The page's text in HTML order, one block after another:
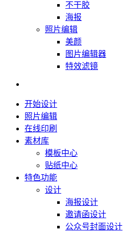
不干胶
海报
照片编辑
美颜
图片编辑器
特效滤镜
开始设计
照片编辑
在线印刷
素材库
模板中心
贴纸中心
特色功能
设计
海报设计
邀请函设计
公众号封面设计